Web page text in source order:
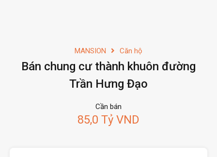
MANSION Căn hộ
Bán chung cư thành khuôn đường
Trần Hưng Đạo
Cần bán
85,0 Tỷ VND